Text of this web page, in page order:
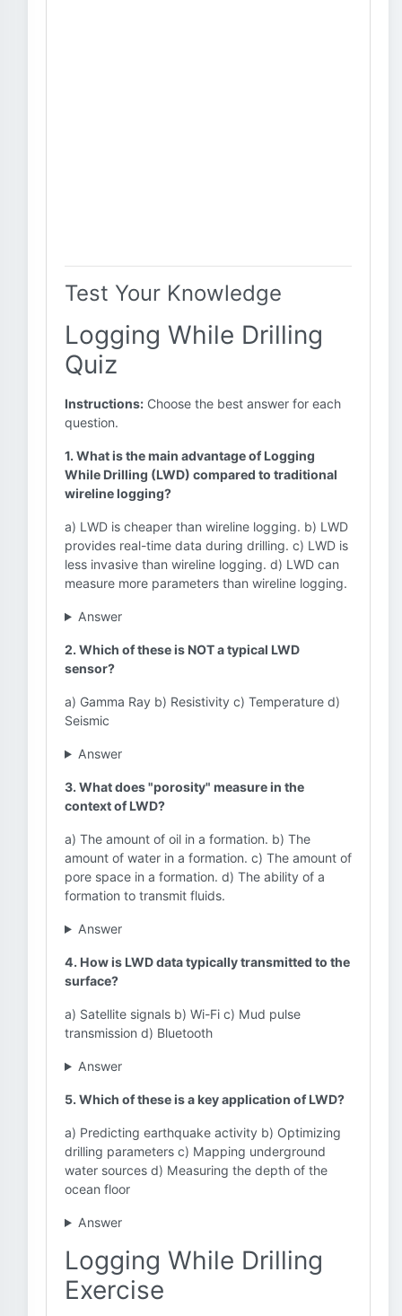
Test Your Knowledge
Logging While Drilling
Quiz
Instructions: Choose the best answer for each
question.
1. What is the main advantage of Logging
While Drilling (LWD) compared to traditional
wireline logging?
a) LWD is cheaper than wireline logging. b) LWD
provides real-time data during drilling. c) LWD is
less invasive than wireline logging. d) LWD can
measure more parameters than wireline logging.
Answer
2. Which of these is NOT a typical LWD
sensor?
a) Gamma Ray b) Resistivity c) Temperature d)
Seismic
Answer
3. What does "porosity" measure in the
context of LWD?
a) The amount of oil in a formation. b) The
amount of water in a formation. c) The amount of
pore space in a formation. d) The ability of a
formation to transmit fluids.
Answer
4. How is LWD data typically transmitted to the
surface?
a) Satellite signals b) Wi-Fi c) Mud pulse
transmission d) Bluetooth
Answer
5. Which of these is a key application of LWD?
a) Predicting earthquake activity b) Optimizing
drilling parameters c) Mapping underground
water sources d) Measuring the depth of the
ocean floor
Answer
Logging While Drilling
Exercise